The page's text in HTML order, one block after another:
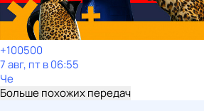
+100500
7 авг, пт в 06:55
Че
Больше похожих передач